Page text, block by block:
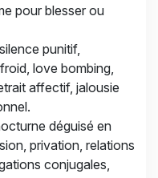
pour blesser ou
punitif,
love bombing,
affectif, jalousie
déguisé en
privation, relations
conjugales,